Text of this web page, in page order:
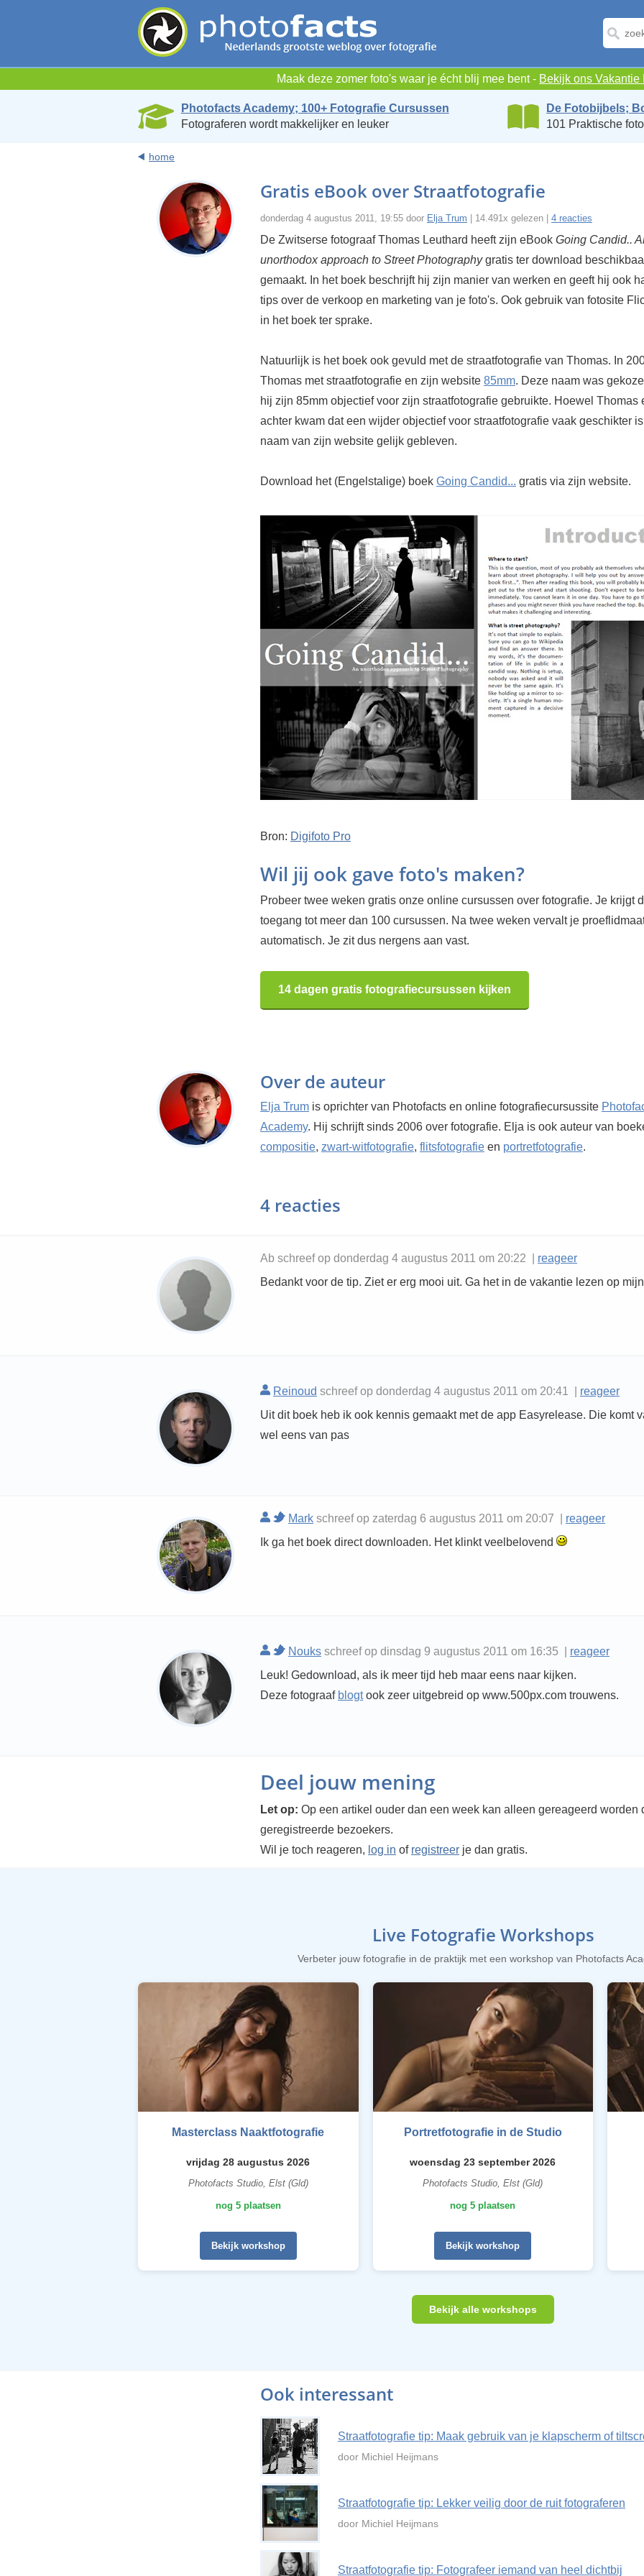
Maak deze zomer foto's waar je écht blij mee bent - Bekijk ons Vakantie
Photofacts Academy; 100+ Fotografie Cursussen
Fotograferen wordt makkelijker en leuker
De Fotobijbels;
101 Praktische
home
Gratis eBook over Straatfotografie
donderdag 4 augustus 2011, 19:55 door Elja Trum | 14.491x gelezen | 4 reacties
De Zwitserse fotograaf Thomas Leuthard heeft zijn eBook Going Candid..
unorthodox approach to Street Photographygratis ter download
gemaakt. In het boek beschrijft hij zijn manier van werken en geeft hij ook
tips over de verkoop en marketing van je foto's. Ook gebruik van fotosite
in het boek ter sprake.
Natuurlijk is het boek ook gevuld met de straatfotografie van Thomas. In
Thomas met straatfotografie en zijn website 85mm. Deze naam was
hij zijn 85mm objectief voor zijn straatfotografie gebruikte. Hoewel Thomas
achter kwam dat een wijder objectief voor straatfotografie vaak geschikter
naam van zijn website gelijk gebleven.
Download het (Engelstalige) boek Going Candid... gratis via zijn website.
Bron: Digifoto Pro
Wil jij ook gave foto's maken?
Probeer twee weken gratis onze online cursussen over fotografie. Je krijgt
toegang tot meer dan 100 cursussen. Na twee weken vervalt je
automatisch. Je zit dus nergens aan vast.
14 dagen gratis fotografiecursussen kijken
Over de auteur
Elja Trum is oprichter van Photofacts en online fotografiecursussite
Academy. Hij schrijft sinds 2006 over fotografie. Elja is ook auteur van
compositie, zwart-witfotografie, flitsfotografie en portretfotografie.
4 reacties
Ab schreef op donderdag 4 augustus 2011 om 20:22 | reageer
Bedankt voor de tip. Ziet er erg mooi uit. Ga het in de vakantie lezen op
Reinoud schreef op donderdag 4 augustus 2011 om 20:41 | reageer
Uit dit boek heb ik ook kennis gemaakt met de app Easyrelease. Die komt
wel eens van pas
Mark schreef op zaterdag 6 augustus 2011 om 20:07 | reageer
Ik ga het boek direct downloaden. Het klinkt veelbelovend
Nouks schreef op dinsdag 9 augustus 2011 om 16:35 | reageer
Leuk! Gedownload, als ik meer tijd heb maar eens naar kijken.
Deze fotograaf blogtook zeer uitgebreid op www.500px.com trouwens.
Deel jouw mening
Let op: Op een artikel ouder dan een week kan alleen gereageerd worden
geregistreerde bezoekers.
Wil je toch reageren, log in of registreer je dan gratis.
Live Fotografie Workshops
Verbeter jouw fotografie in de praktijk met een workshop van Photofacts
Masterclass Naaktfotografie
vrijdag 28 augustus 2026
Photofacts Studio, Elst (Gld)
nog 5 plaatsen
Bekijk workshop
Portretfotografie in de Studio
woensdag 23 september 2026
Photofacts Studio, Elst (Gld)
nog 5 plaatsen
Bekijk workshop
Bekijk alle workshops
Ook interessant
Straatfotografie tip: Maak gebruik van je klapscherm of
door Michiel Heijmans
Straatfotografie tip: Lekker veilig door de ruit fotograferen
door Michiel Heijmans
Straatfotografie tip: Fotografeer iemand van heel dichtbij